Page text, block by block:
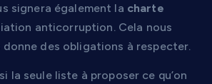
signera également la charte
anticorruption. Cela nous
donne des obligations à respecter.
la seule liste à proposer ce qu’on